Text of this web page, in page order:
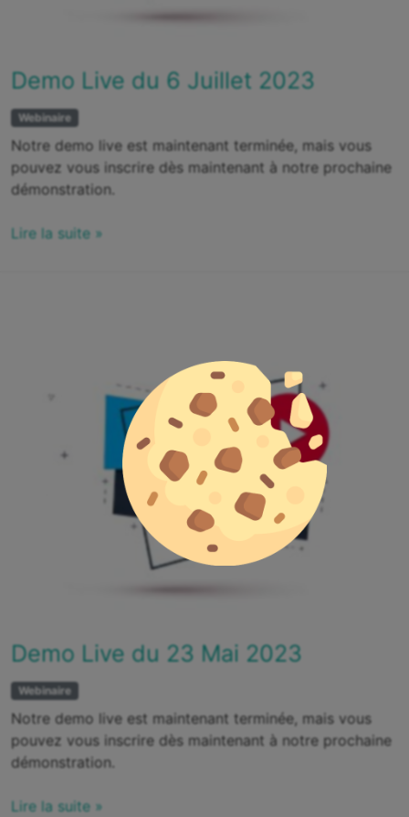
Demo Live du 6 Juillet 2023
Webinaire
Notre demo live est maintenant terminée, mais vous
pouvez vous inscrire dès maintenant à notre prochaine
démonstration.
Lire la suite »
Demo Live du 23 Mai 2023
Webinaire
Notre demo live est maintenant terminée, mais vous
pouvez vous inscrire dès maintenant à notre prochaine
démonstration.
Lire la suite »